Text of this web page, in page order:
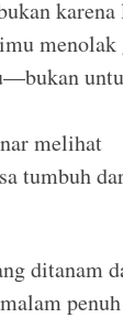
karena
menolak
melihat
tumbuh
ditanam